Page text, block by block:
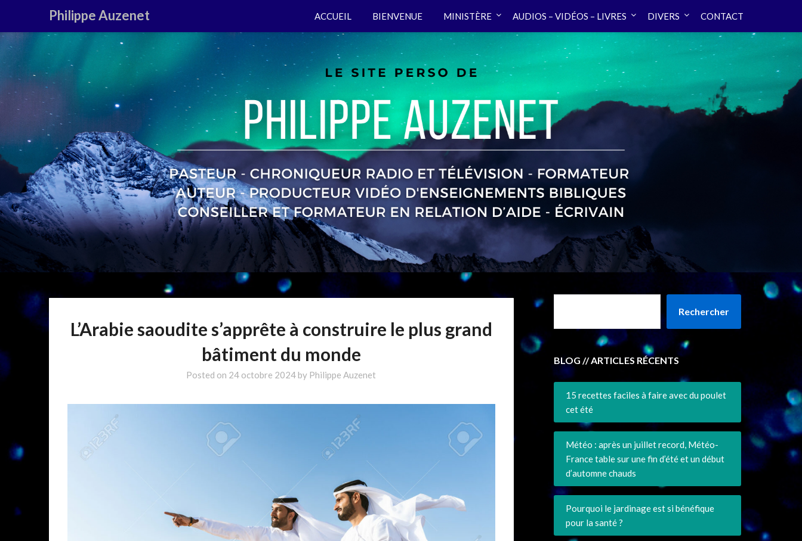
Philippe Auzenet ACCUEIL BIENVENUE MINISTÈRE AUDIOS – VIDÉOS – LIVRES DIVERS CONTACT
L’Arabie saoudite s’apprête à construire le plus grand
bâtiment du monde
Posted on 24 octobre 2024 by Philippe Auzenet
Rechercher
BLOG // ARTICLES RÉCENTS
15 recettes faciles à faire avec du poulet
cet été
Météo : après un juillet record, Météo-
France table sur une fin d’été et un début
d’automne chauds
Pourquoi le jardinage est si bénéfique
pour la santé ?